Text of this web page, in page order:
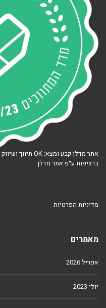
ברציפות ע״פ אתר מדלן
מדיניות הפרטיות
מאמרים
אפריל 2026
יולי 2023